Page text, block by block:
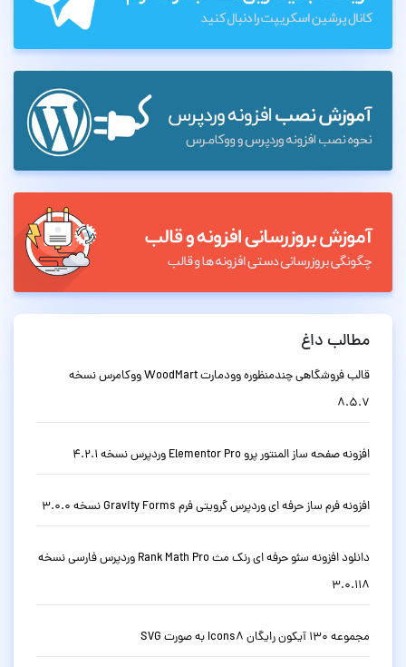
مطالب داغ
قالب فروشگاهی چندمنظوره وودمارت WoodMart ووکامرس نسخه
8.5.7
افزونه صفحه ساز المنتور پرو Elementor Pro وردپرس نسخه 4.2.1
افزونه فرم ساز حرفه ای وردپرس گرویتی فرم Gravity Forms نسخه 3.0.0
دانلود افزونه سئو حرفه ای رنک مث Rank Math Pro وردپرس فارسی نسخه
3.0.118
مجموعه 130 آیکون رایگان Icons8 به صورت SVG